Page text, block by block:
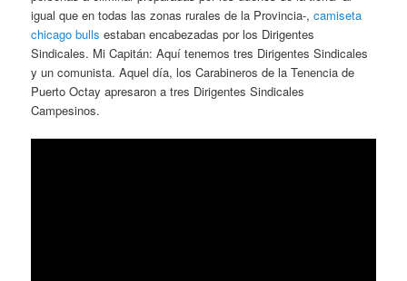
igual que en todas las zonas rurales de la Provincia-,camiseta
chicago bulls estaban encabezadas por los Dirigentes
Sindicales. Mi Capitán: Aquí tenemos tres Dirigentes Sindicales
y un comunista. Aquel día, los Carabineros de la Tenencia de
Puerto Octay apresaron a tres Dirigentes Sindicales
Campesinos.